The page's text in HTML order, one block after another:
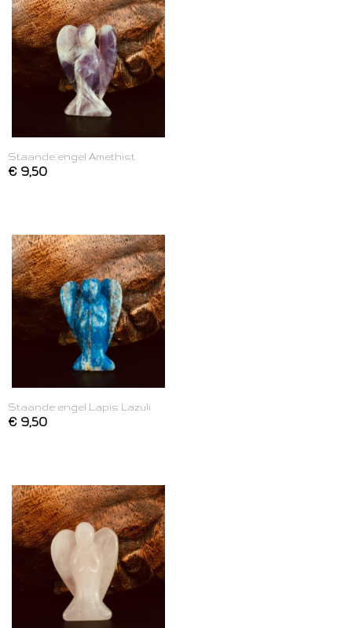
Staande engel Amethist
€ 9,50
Staande engel Lapis Lazuli
€ 9,50